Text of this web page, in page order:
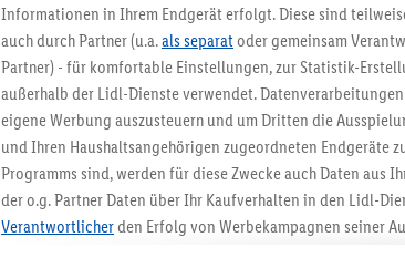
Informationen in Ihrem Endgerät erfolgt. Diese sind
auch durch Partner (u.a.als separat oder gemeinsam
Partner) - für komfortable Einstellungen, zur Statistik-
außerhalb der Lidl-Dienste verwendet.
eigene Werbung auszusteuern und um Dritten die
und Ihren Haushaltsangehörigen zugeordneten Endgeräte
Programms sind, werden für diese Zwecke auch Daten aus
der o.g. Partner Daten über Ihr Kaufverhalten in den Lidl-
Verantwortlicherden Erfolg von Werbekampagnen seiner